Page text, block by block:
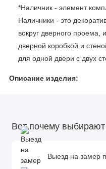
*Наличник - элемент
Наличники - это
вокруг дверного проема,
дверной коробкой и
для одной двери с двух
Описание изделия:
Толщина полотна: 38 мм.
Фурнитура и доборы в
Доборы, которыми можно
Вот почему выбирают
Выезд на замер